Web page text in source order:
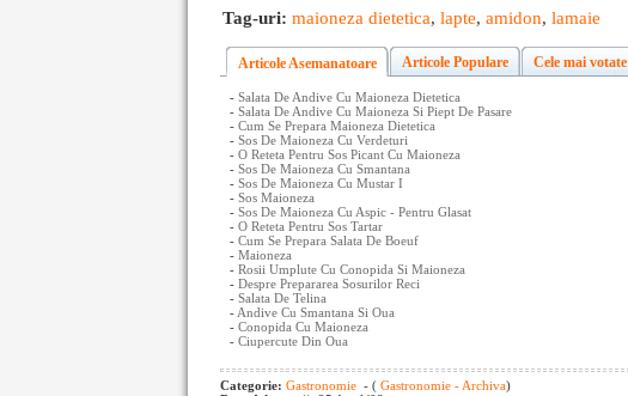
Tag-uri: maioneza dietetica, lapte, amidon, lamaie
Articole Asemanatoare Articole Populare Cele mai votate
- Salata De Andive Cu Maioneza Dietetica
- Salata De Andive Cu Maioneza Si Piept De Pasare
- Cum Se Prepara Maioneza Dietetica
- Sos De Maioneza Cu Verdeturi
- O Reteta Pentru Sos Picant Cu Maioneza
- Sos De Maioneza Cu Smantana
- Sos De Maioneza Cu Mustar I
- Sos Maioneza
- Sos De Maioneza Cu Aspic - Pentru Glasat
- O Reteta Pentru Sos Tartar
- Cum Se Prepara Salata De Boeuf
- Maioneza
- Rosii Umplute Cu Conopida Si Maioneza
- Despre Prepararea Sosurilor Reci
- Salata De Telina
- Andive Cu Smantana Si Oua
- Conopida Cu Maioneza
- Ciupercute Din Oua
Categorie: Gastronomie - ( Gastronomie - Archiva)